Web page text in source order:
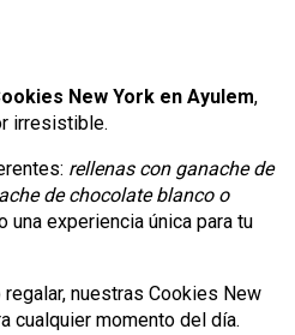
New York en Ayulem,
irresistible.
rellenas con ganache de
de chocolate blanco o
una experiencia única para tu
nuestras Cookies New
cualquier momento del día.